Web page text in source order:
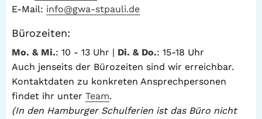
E-Mail: info@gwa-stpauli.de
Bürozeiten:
Mo. & Mi.: 10 - 13 Uhr | Di. & Do.: 15-18 Uhr
Auch jenseits der Bürozeiten sind wir erreichbar.
Kontaktdaten zu konkreten Ansprechpersonen
findet ihr unter Team.
(In den Hamburger Schulferien ist das Büro nicht